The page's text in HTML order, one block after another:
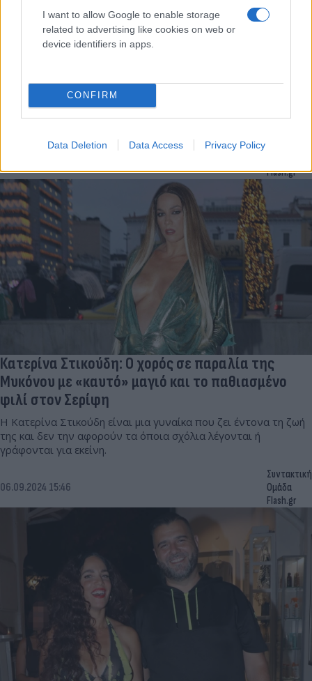
I want to allow Google to enable storage
related to advertising like cookies on web or
device identifiers in apps.
CONFIRM
Data Deletion Data Access Privacy Policy
Όλη η showbiz μια παρέα: Πού συναντήθηκαν
Στικούδη, Κορινθίου, Λοτσάρη, Κάβουρα, Κάτια
Οι «επώνυμοι» φόρεσαν τα καλά τους και το πιο λαμπερό τους
χαμόγελο και συναντήθηκαν στα νότια προάστια για να
διασκεδάσουν.
Flash.gr
Κατερίνα Στικούδη: Ο χορός σε παραλία της
Μυκόνου με «καυτό» μαγιό και το παθιασμένο
φιλί στον Σερίφη
Η Κατερίνα Στικούδη είναι μια γυναίκα που ζει έντονα τη ζωή
της και δεν την αφορούν τα όποια σχόλια λέγονται ή
γράφονται για εκείνη.
06.09.2024 15:46
Συντακτική
Ομάδα
Flash.gr